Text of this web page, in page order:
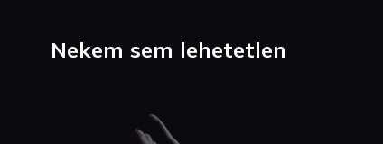
Nekem sem lehetetlen